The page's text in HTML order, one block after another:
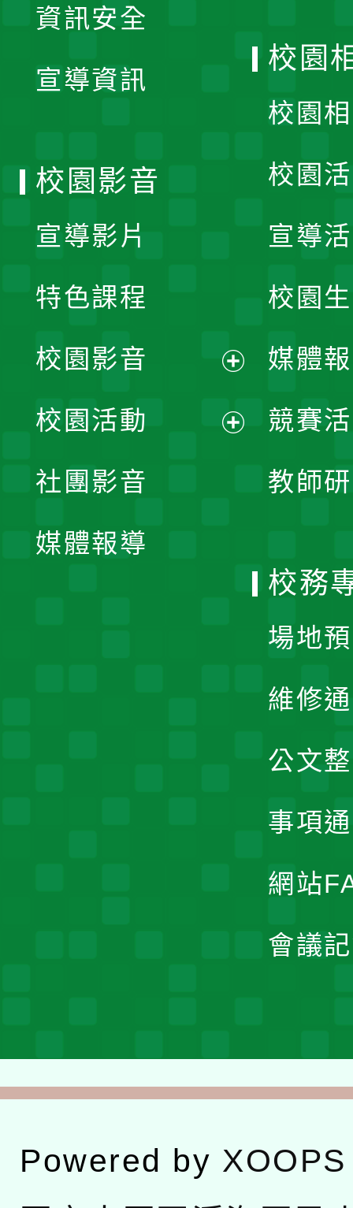
資訊安全
宣導資訊
校園
校園
校園
宣導
校園
媒體
競賽
教師
校園影音
宣導影片
特色課程
校園影音
開
校園活動
社團影音
媒體報導
校務
場地
維修
公文
事項
網站
會議
Powered by XOOPS